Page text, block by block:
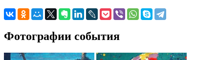
Фотографии события